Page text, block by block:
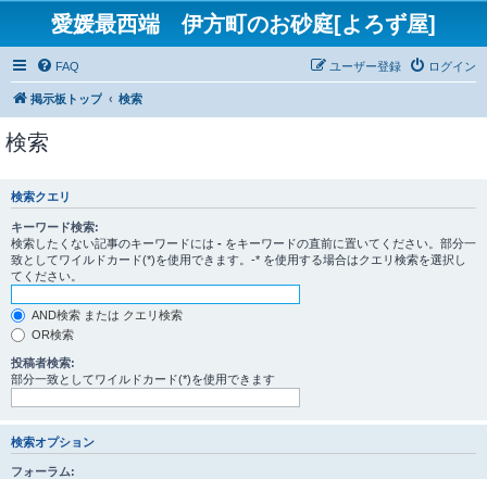
愛媛最西端 伊方町のお砂庭[よろず屋]
FAQ ログイン
ユーザー登録
掲示板トップ 検索
検索
検索クエリ
キーワード検索:
検索したくない記事のキーワードには - をキーワードの直前に置いてください。部分一
致としてワイルドカード(*)を使用できます。-* を使用する場合はクエリ検索を選択し
てください。
AND検索 または クエリ検索
OR検索
投稿者検索:
部分一致としてワイルドカード(*)を使用できます
検索オプション
フォーラム: